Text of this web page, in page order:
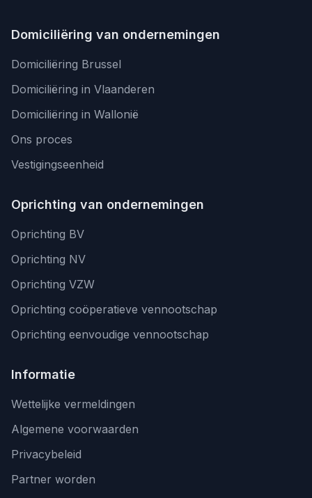
Domiciliëring van ondernemingen
Domiciliëring Brussel
Domiciliëring in Vlaanderen
Domiciliëring in Wallonië
Ons proces
Vestigingseenheid
Oprichting van ondernemingen
Oprichting BV
Oprichting NV
Oprichting VZW
Oprichting coöperatieve vennootschap
Oprichting eenvoudige vennootschap
Informatie
Wettelijke vermeldingen
Algemene voorwaarden
Privacybeleid
Partner worden